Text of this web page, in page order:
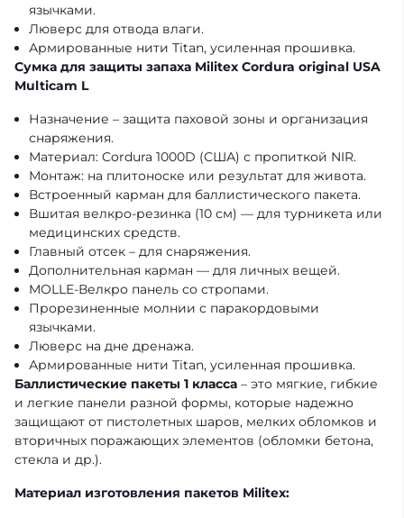
язычками.
Люверс для отвода влаги.
Армированные нити Titan, усиленная прошивка.
Сумка для защиты запаха Militex Cordura original USA
Multicam L
Назначение – защита паховой зоны и организация
снаряжения.
Материал: Cordura 1000D (США) с пропиткой NIR.
Монтаж: на плитоноске или результат для живота.
Встроенный карман для баллистического пакета.
Вшитая велкро-резинка (10 см) — для турникета или
медицинских средств.
Главный отсек – для снаряжения.
Дополнительная карман — для личных вещей.
MOLLE-Велкро панель со стропами.
Прорезиненные молнии с паракордовыми
язычками.
Люверс на дне дренажа.
Армированные нити Titan, усиленная прошивка.
Баллистические пакеты 1 класса – это мягкие, гибкие
и легкие панели разной формы, которые надежно
защищают от пистолетных шаров, мелких обломков и
вторичных поражающих элементов (обломки бетона,
стекла и др.).
Материал изготовления пакетов Militex: